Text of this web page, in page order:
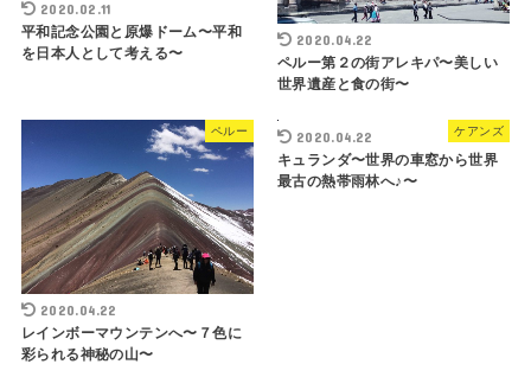
2020.02.11
平和記念公園と原爆ドーム〜平和
を日本人として考える〜
2020.04.22
ペルー第２の街アレキパ〜美しい
世界遺産と食の街〜
ペルー
2020.04.22
レインボーマウンテンへ〜７色に
彩られる神秘の山〜
ケアンズ
2020.04.22
キュランダ〜世界の車窓から世界
最古の熱帯雨林へ♪〜